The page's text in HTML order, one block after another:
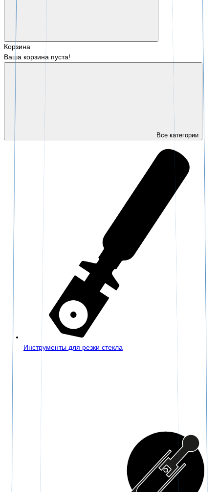
Корзина
Ваша корзина пуста!
Все категории
Инструменты для резки стекла